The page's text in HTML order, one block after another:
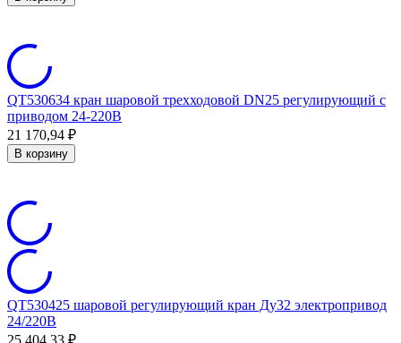
QT530634 кран шаровой трехходовой DN25 регулирующий с
приводом 24-220В
21 170,94 ₽
В корзину
QT530425 шаровой регулирующий кран Ду32 электропривод
24/220В
25 404,33 ₽